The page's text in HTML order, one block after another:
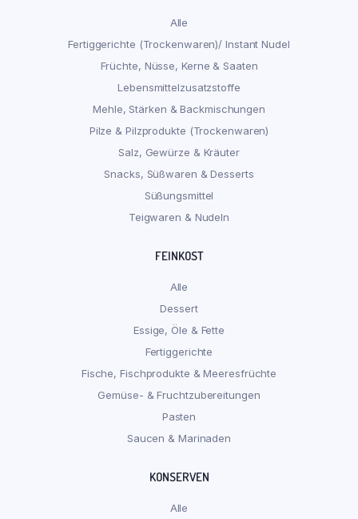
Alle
Fertiggerichte (Trockenwaren)/ Instant Nudel
Früchte, Nüsse, Kerne & Saaten
Lebensmittelzusatzstoffe
Mehle, Stärken & Backmischungen
Pilze & Pilzprodukte (Trockenwaren)
Salz, Gewürze & Kräuter
Snacks, Süßwaren & Desserts
Süßungsmittel
Teigwaren & Nudeln
FEINKOST
Alle
Dessert
Essige, Öle & Fette
Fertiggerichte
Fische, Fischprodukte & Meeresfrüchte
Gemüse- & Fruchtzubereitungen
Pasten
Saucen & Marinaden
KONSERVEN
Alle